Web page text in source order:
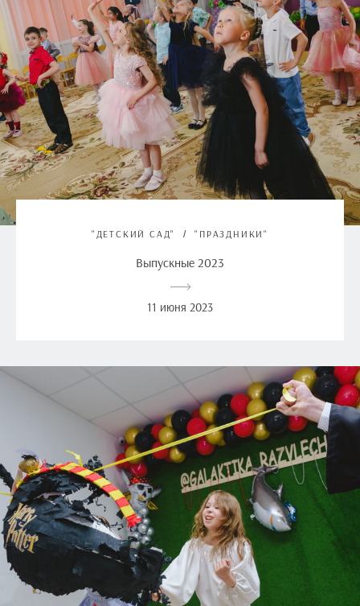
"ДЕТСКИЙ САД" "ПРАЗДНИКИ"
Выпускные 2023
11 июня 2023